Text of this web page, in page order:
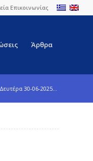
Επικοινωνίας
Άρθρα
30-06-2025...